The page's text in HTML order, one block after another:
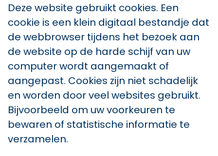
Deze website gebruikt cookies. Een
cookie is een klein digitaal bestandje dat
de webbrowser tijdens het bezoek aan
de website op de harde schijf van uw
computer wordt aangemaakt of
aangepast. Cookies zijn niet schadelijk
en worden door veel websites gebruikt.
Bijvoorbeeld om uw voorkeuren te
bewaren of statistische informatie te
verzamelen.